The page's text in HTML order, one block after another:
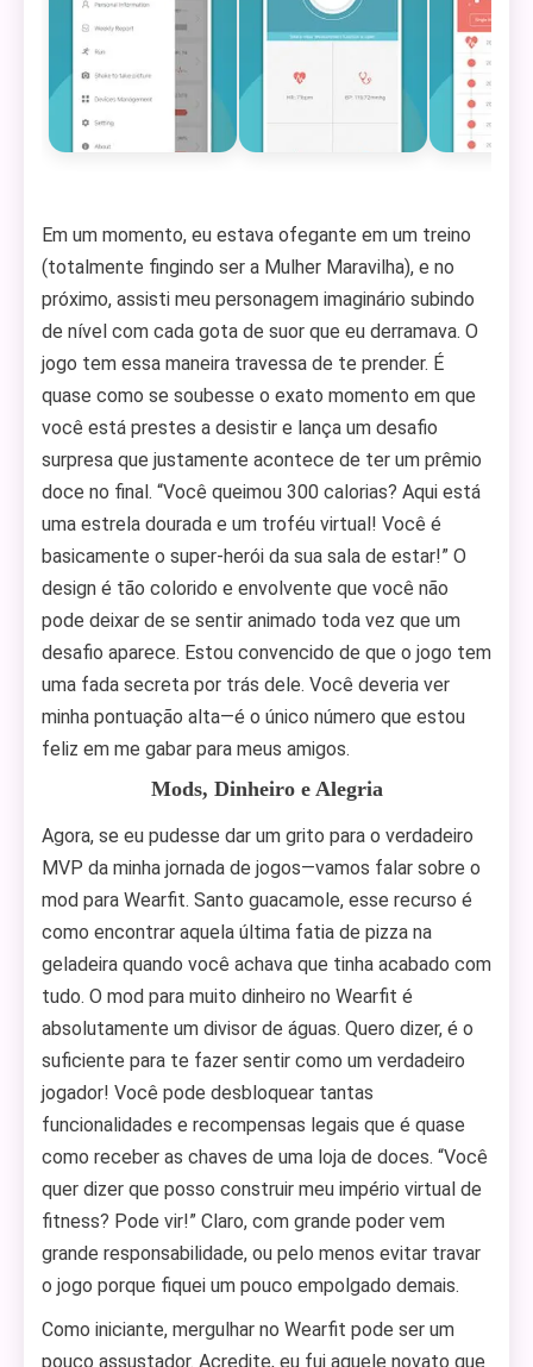
Em um momento, eu estava ofegante em um treino
(totalmente fingindo ser a Mulher Maravilha), e no
próximo, assisti meu personagem imaginário subindo
de nível com cada gota de suor que eu derramava. O
jogo tem essa maneira travessa de te prender. É
quase como se soubesse o exato momento em que
você está prestes a desistir e lança um desafio
surpresa que justamente acontece de ter um prêmio
doce no final. “Você queimou 300 calorias? Aqui está
uma estrela dourada e um troféu virtual! Você é
basicamente o super-herói da sua sala de estar!” O
design é tão colorido e envolvente que você não
pode deixar de se sentir animado toda vez que um
desafio aparece. Estou convencido de que o jogo tem
uma fada secreta por trás dele. Você deveria ver
minha pontuação alta—é o único número que estou
feliz em me gabar para meus amigos.
Mods, Dinheiro e Alegria
Agora, se eu pudesse dar um grito para o verdadeiro
MVP da minha jornada de jogos—vamos falar sobre o
mod para Wearfit. Santo guacamole, esse recurso é
como encontrar aquela última fatia de pizza na
geladeira quando você achava que tinha acabado com
tudo. O mod para muito dinheiro no Wearfit é
absolutamente um divisor de águas. Quero dizer, é o
suficiente para te fazer sentir como um verdadeiro
jogador! Você pode desbloquear tantas
funcionalidades e recompensas legais que é quase
como receber as chaves de uma loja de doces. “Você
quer dizer que posso construir meu império virtual de
fitness? Pode vir!” Claro, com grande poder vem
grande responsabilidade, ou pelo menos evitar travar
o jogo porque fiquei um pouco empolgado demais.
Como iniciante, mergulhar no Wearfit pode ser um
pouco assustador. Acredite, eu fui aquele novato que